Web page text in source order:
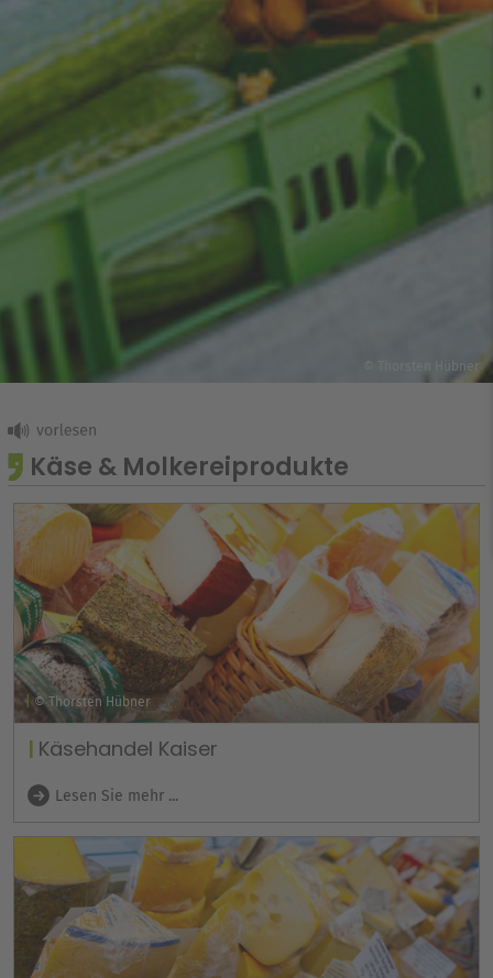
© Thorsten Hübner
Käse & Molkereiprodukte
© Thorsten Hübner
Käsehandel Kaiser
Lesen Sie mehr ...